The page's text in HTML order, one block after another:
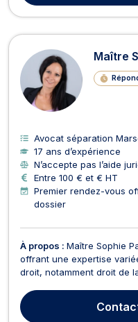
Maître
Avocat séparation
17 ans d’expérience
N’accepte pas l’aide
Entre 100 € et € HT
Premier rendez-vous
dossier
À propos : Maître Sophie
offrant une expertise
droit, notamment droit de
droit pénal, divorce, baux
de la construction, droit